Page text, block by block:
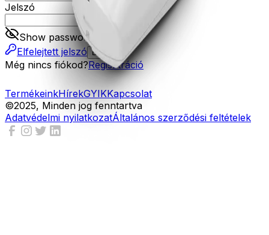
Jelszó
Show password
Elfelejtett jelszó Belépés
Még nincs fiókod?Regisztráció
TermékeinkHírekGYIKKapcsolat
©2025, Minden jog fenntartva
Adatvédelmi nyilatkozatÁltalános szerződési feltételek